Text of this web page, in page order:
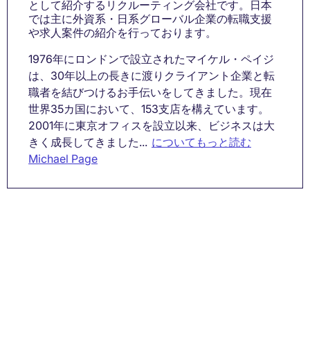
として紹介するリクルーティング会社です。日本
では主に外資系・日系グローバル企業の転職支援
や求人案件の紹介を行っております。
1976年にロンドンで設立されたマイケル・ペイジ
は、30年以上の長きに渡りクライアント企業と転
職者を結びつけるお手伝いをしてきました。現在
世界35カ国において、153支店を構えています。
2001年に東京オフィスを設立以来、ビジネスは大
きく成長してきました... についてもっと読む
Michael Page